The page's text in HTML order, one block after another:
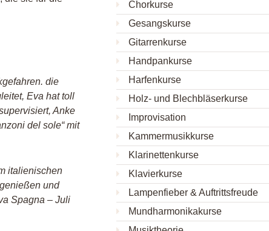
die
Eva hat toll
Anke
del sole“ mit
italienischen
und
Spagna – Juli
Chorkurse
Gesangskurse
Gitarrenkurse
Handpankurse
Harfenkurse
Holz- und Blechbläserkurse
Improvisation
Kammermusikkurse
Klarinettenkurse
Klavierkurse
Lampenfieber & Auftrittsfreude
Mundharmonikakurse